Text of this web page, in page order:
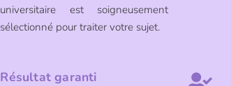
universitaire est soigneusement
sélectionné pour traiter votre sujet.
Résultat garanti